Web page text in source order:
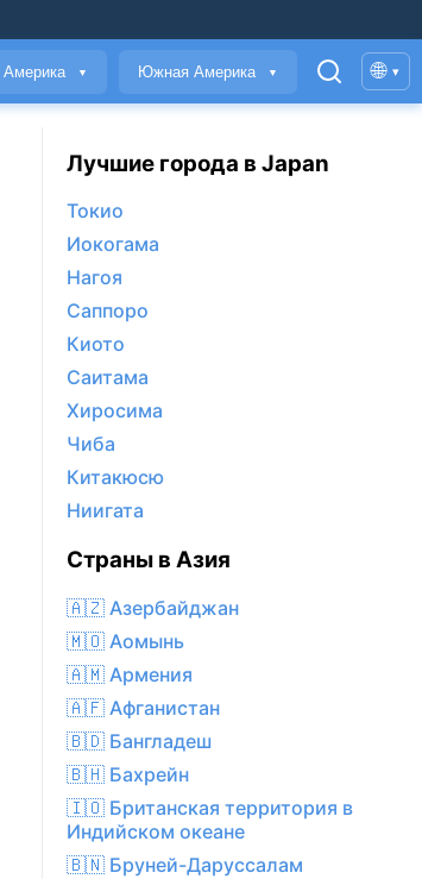
Америка ▼ Южная Америка ▼ 🌐 ▾
Лучшие города в Japan
Токио
Иокогама
Нагоя
Саппоро
Киото
Саитама
Хиросима
Чиба
Китакюсю
Ниигата
Страны в Азия
🇦🇿 Азербайджан
🇲🇴 Аомынь
🇦🇲 Армения
🇦🇫 Афганистан
🇧🇩 Бангладеш
🇧🇭 Бахрейн
🇮🇴 Британская территория в
Индийском океане
🇧🇳 Бруней-Даруссалам